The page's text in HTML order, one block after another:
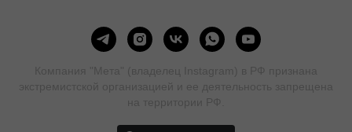
Компания "Мета" (владелец Instagram) в РФ признана
экстремистской организацией и ее деятельность запрещена
на территории РФ.